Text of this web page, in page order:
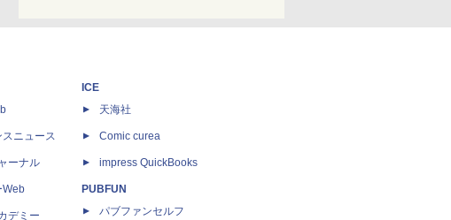
ニュース
ーナル
Web
デミー
ICE
天海社
Comic curea
impress QuickBooks
PUBFUN
パブファンセルフ